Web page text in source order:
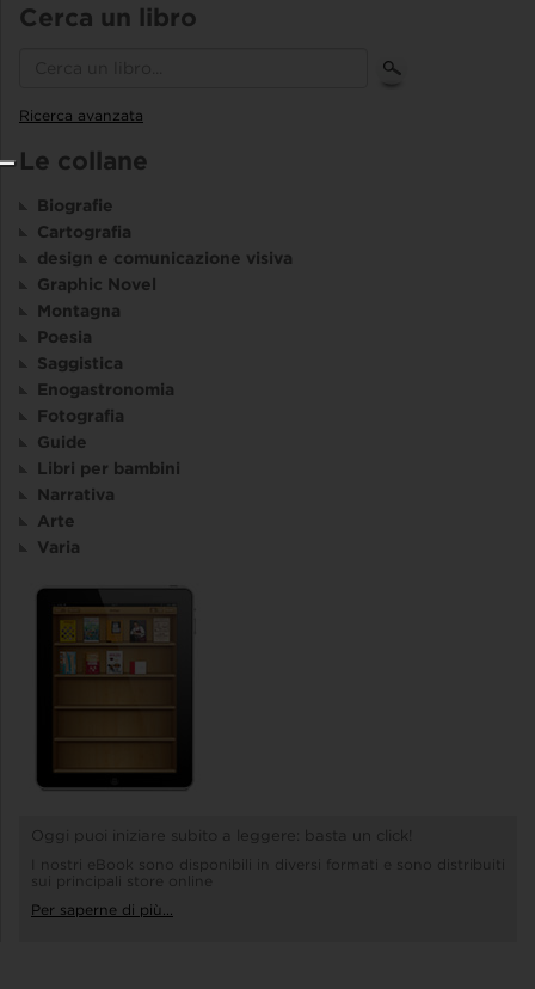
Cerca un libro
Ricerca avanzata
Le collane
Biografie
Cartografia
design e comunicazione visiva
Graphic Novel
Montagna
Poesia
Saggistica
Enogastronomia
Fotografia
Guide
Libri per bambini
Narrativa
Arte
Varia
Oggi puoi iniziare subito a leggere: basta un click!
I nostri eBook sono disponibili in diversi formati e sono distribuiti
sui principali store online
Per saperne di più...